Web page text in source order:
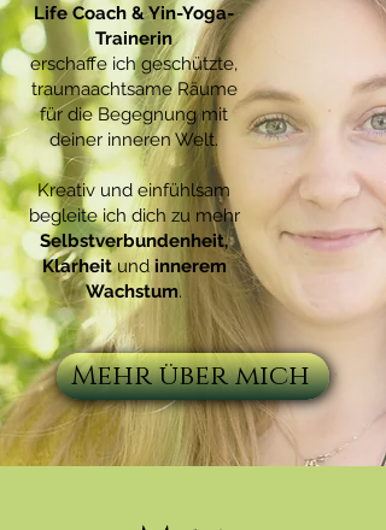
Life Coach & Yin-Yoga-
Trainerin
erschaffe ich geschützte,
traumaachtsame Räume
für die Begegnung mit
deiner inneren Welt.
Kreativ und einfühlsam
begleite ich dich zu mehr
Selbstverbundenheit,
Klarheitundinnerem
Wachstum.
Mehr über mich